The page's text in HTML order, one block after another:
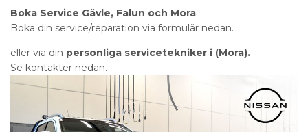
Boka Service Gävle, Falun och Mora
Boka din service/reparation via formulär nedan.
eller via din personliga servicetekniker i (Mora).
Se kontakter nedan.